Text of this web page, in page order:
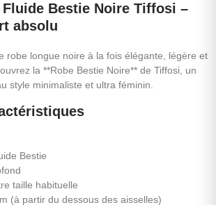
Fluide Bestie Noire Tiffosi –
absolu
robe longue noire à la fois élégante, légère et
la **Robe Bestie Noire** de Tiffosi, un
style minimaliste et ultra féminin.
Bestie
taille habituelle
(à partir du dessous des aisselles)